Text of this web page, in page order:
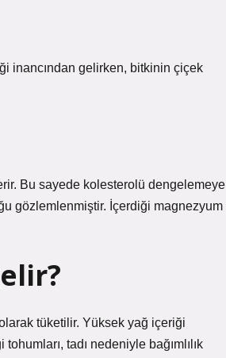
inancından gelirken, bitkinin çiçek
Bu sayede kolesterolü dengelemeye
gözlemlenmiştir. İçerdiği magnezyum
tüketilir. Yüksek yağ içeriği
tadı nedeniyle bağımlılık